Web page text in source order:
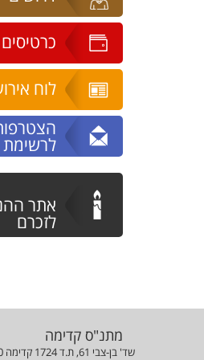
לוח
אתר
לזכרם
מתנ"ס קדימה
שד' בן-צבי 61, ת.ד 1724 קדימה 60920